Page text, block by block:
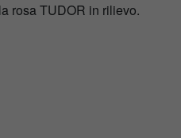
rosa TUDOR in rilievo.